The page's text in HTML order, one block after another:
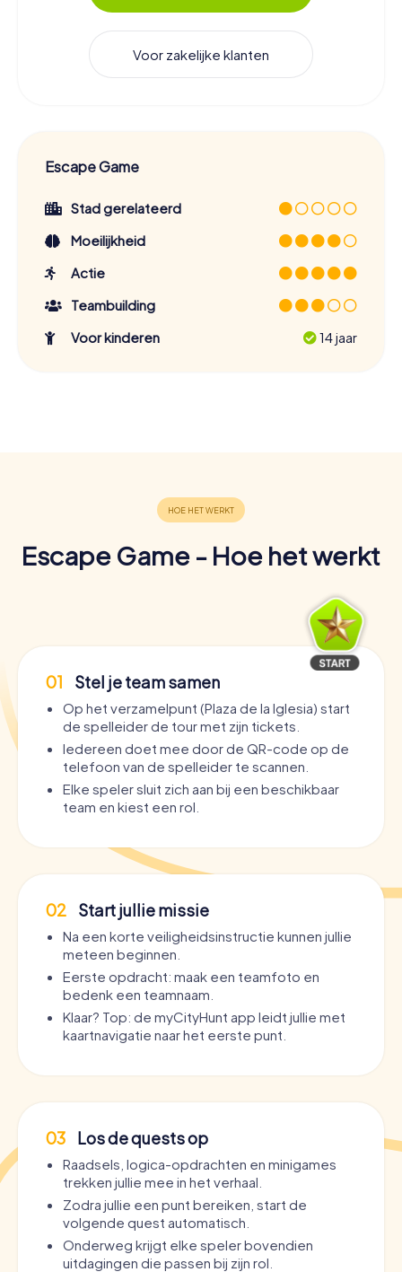
Voor zakelijke klanten
Escape Game
Stad gerelateerd
Moeilijkheid
Actie
Teambuilding
Voor kinderen
14 jaar
Escape Game - Hoe het werkt
01 Stel je team samen
Op het verzamelpunt (Plaza de la Iglesia) start
de spelleider de tour met zijn tickets.
Iedereen doet mee door de QR-code op de
telefoon van de spelleider te scannen.
Elke speler sluit zich aan bij een beschikbaar
team en kiest een rol.
02 Start jullie missie
Na een korte veiligheidsinstructie kunnen jullie
meteen beginnen.
Eerste opdracht: maak een teamfoto en
bedenk een teamnaam.
Klaar? Top: de myCityHunt app leidt jullie met
kaartnavigatie naar het eerste punt.
03 Los de quests op
Raadsels, logica-opdrachten en minigames
trekken jullie mee in het verhaal.
Zodra jullie een punt bereiken, start de
volgende quest automatisch.
Onderweg krijgt elke speler bovendien
uitdagingen die passen bij zijn rol.